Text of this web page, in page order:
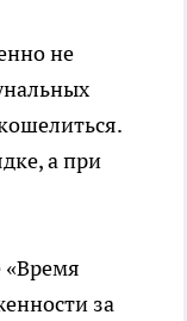
не
а при
«Время
за